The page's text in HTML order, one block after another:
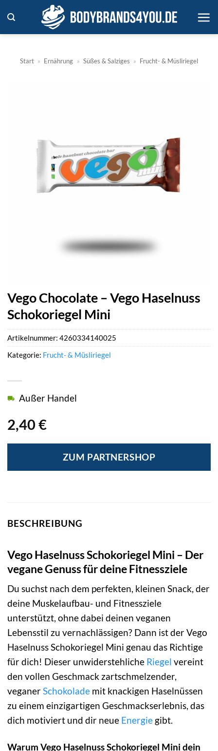
Inhalt
springen
Start » Ernährung » Süßes & Salziges » Frucht- & Müsliriegel
Vego Chocolate – Vego Haselnuss
Schokoriegel Mini
2,40 €
Außer Handel
ZUM PARTNERSHOP
Artikelnummer: 4260334140025
Kategorie: Frucht- & Müsliriegel
BESCHREIBUNG
Vego Haselnuss Schokoriegel Mini – Der
vegane Genuss für deine Fitnessziele
Du suchst nach dem perfekten, kleinen Snack, der
deine Muskelaufbau- und Fitnessziele
unterstützt, ohne dabei deinen veganen
Lebensstil zu vernachlässigen? Dann ist der Vego
Haselnuss Schokoriegel Mini genau das Richtige
für dich! Dieser unwiderstehliche Riegel vereint
den vollen Geschmack zartschmelzender,
veganerSchokolade mit knackigen Haselnüssen
zu einem einzigartigen Geschmackserlebnis, das
dich motiviert und dir neue Energie gibt.
Warum Vego Haselnuss Schokoriegel Mini dein